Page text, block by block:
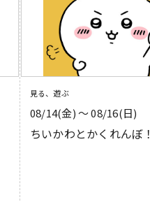
見る、遊ぶ
08/14(金) 〜 08/16(日)
ちいかわとかくれんぼ！